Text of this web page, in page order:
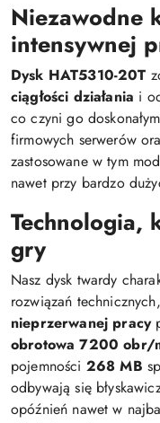
Niezawodne
intensywnej
Dysk HAT5310-20T
ciągłości działania i
co czyni go
firmowych serwerów
zastosowane w tym
nawet przy bardzo
Technologia,
gry
Nasz dysk twardy
rozwiązań
nieprzerwanej pracy
obrotowa 7200 obr/
pojemności 268 MB
odbywają się
opóźnień nawet w